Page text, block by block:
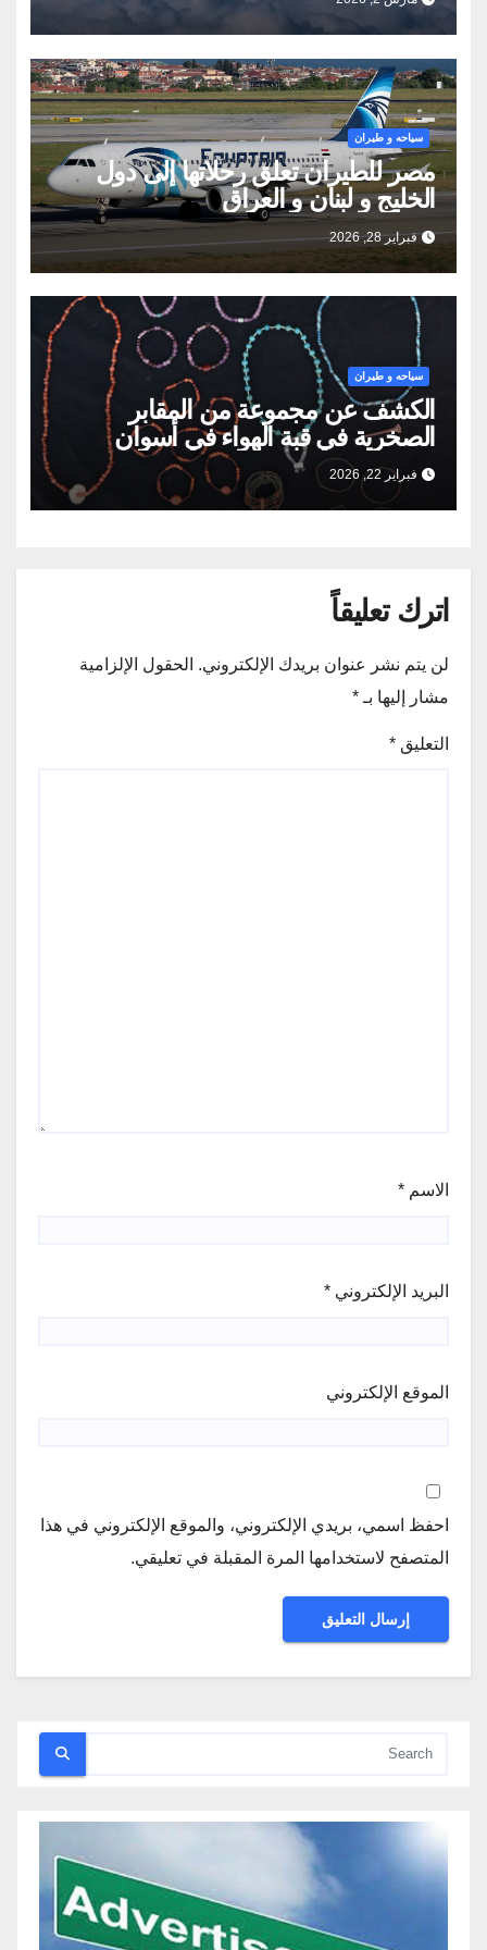
سياحه و طيران
مصر للطيران تعلق رحلاتها إلى دول
الخليج و لبنان و العراق
فبراير 28, 2026
سياحه و طيران
الكشف عن مجموعة من المقابر
الصخرية في قبة الهواء في أسوان
فبراير 22, 2026
اترك تعليقاً
لن يتم نشر عنوان بريدك الإلكتروني. الحقول الإلزامية
مشار إليها بـ*
التعليق *
الاسم *
البريد الإلكتروني *
الموقع الإلكتروني
احفظ اسمي، بريدي الإلكتروني، والموقع الإلكتروني في هذا
المتصفح لاستخدامها المرة المقبلة في تعليقي.